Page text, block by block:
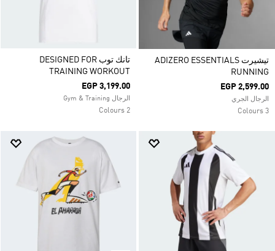
تيشيرت ADIZERO ESSENTIALS
RUNNING
EGP 2,599.00
الرجال الجري
3 Colours
تانك توب DESIGNED FOR
TRAINING WORKOUT
EGP 3,199.00
الرجال Gym & Training
2 Colours